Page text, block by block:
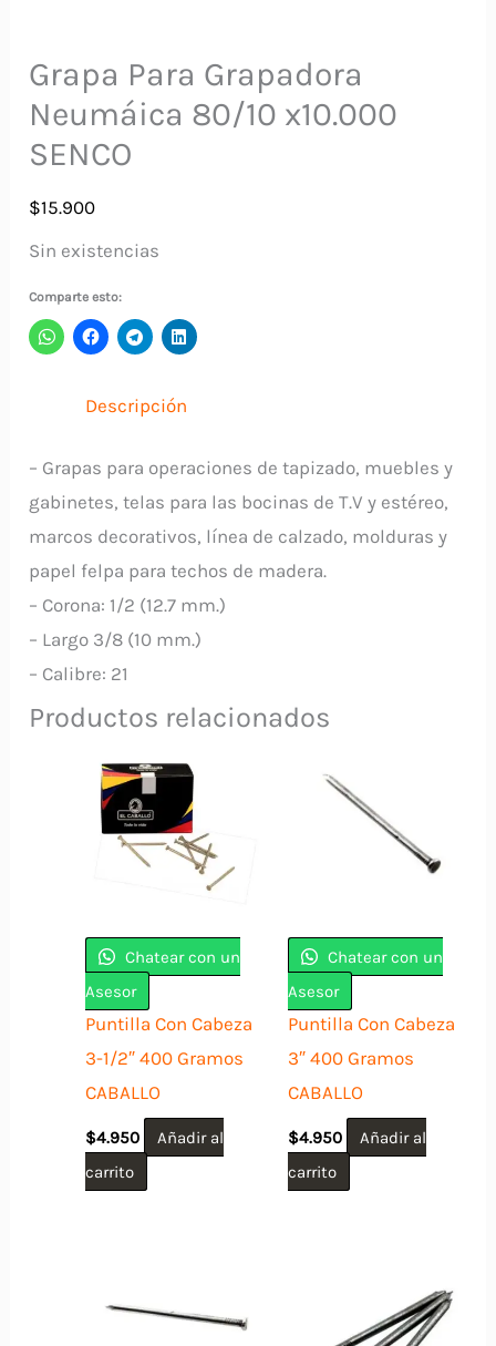
Grapa Para Grapadora
Neumáica 80/10 x10.000
SENCO
$15.900
Sin existencias
Comparte esto:
Descripción
– Grapas para operaciones de tapizado, muebles y
gabinetes, telas para las bocinas de T.V y estéreo,
marcos decorativos, línea de calzado, molduras y
papel felpa para techos de madera.
– Corona: 1/2 (12.7 mm.)
– Largo 3/8 (10 mm.)
– Calibre: 21
Productos relacionados
Chatear con un
Asesor
Puntilla Con Cabeza
3-1/2″ 400 Gramos
CABALLO
$4.950
Añadir al
carrito
Chatear con un
Asesor
Puntilla Con Cabeza
3″ 400 Gramos
CABALLO
$4.950
Añadir al
carrito